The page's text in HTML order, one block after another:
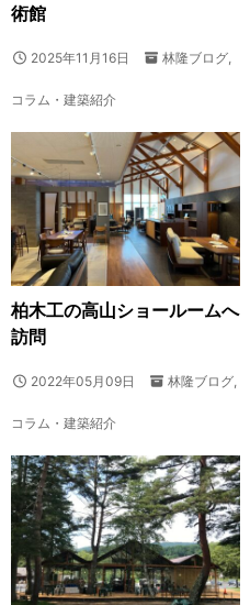
術館
2025年11月16日 林隆ブログ,
コラム・建築紹介
柏木工の高山ショールームへ
訪問
2022年05月09日 林隆ブログ,
コラム・建築紹介